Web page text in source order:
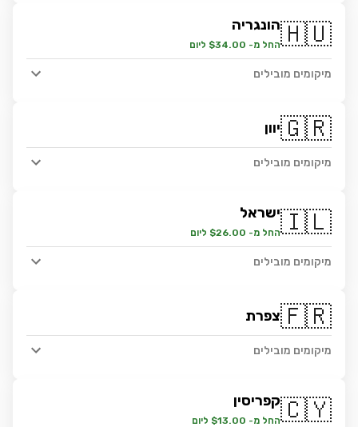
🇭🇺הונגריה
החל מ- $34.00 ליום
מיקומים מובילים
🇬🇷יוון
מיקומים מובילים
🇮🇱ישראל
החל מ- $26.00 ליום
מיקומים מובילים
🇫🇷צפרת
מיקומים מובילים
🇨🇾קפריסין
החל מ- $13.00 ליום